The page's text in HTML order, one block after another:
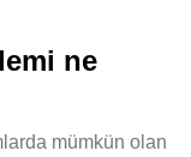
ne
mümkün olan